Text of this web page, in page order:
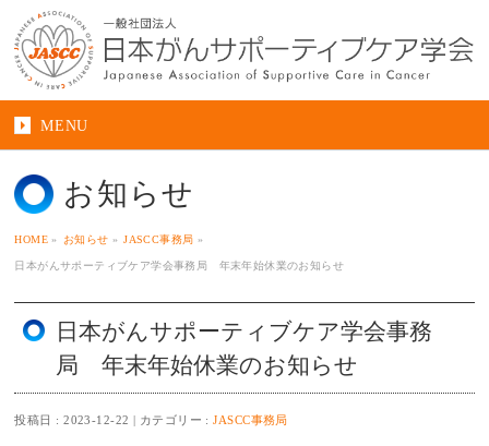
MENU
お知らせ
HOME » お知らせ » JASCC事務局 »
日本がんサポーティブケア学会事務局 年末年始休業のお知らせ
日本がんサポーティブケア学会事務
局 年末年始休業のお知らせ
投稿日 : 2023-12-22 カテゴリー :JASCC事務局